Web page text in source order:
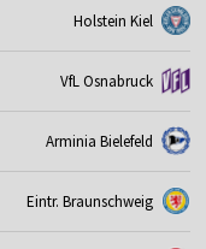
Holstein Kiel
VfL Osnabruck
Arminia Bielefeld
Eintr. Braunschweig